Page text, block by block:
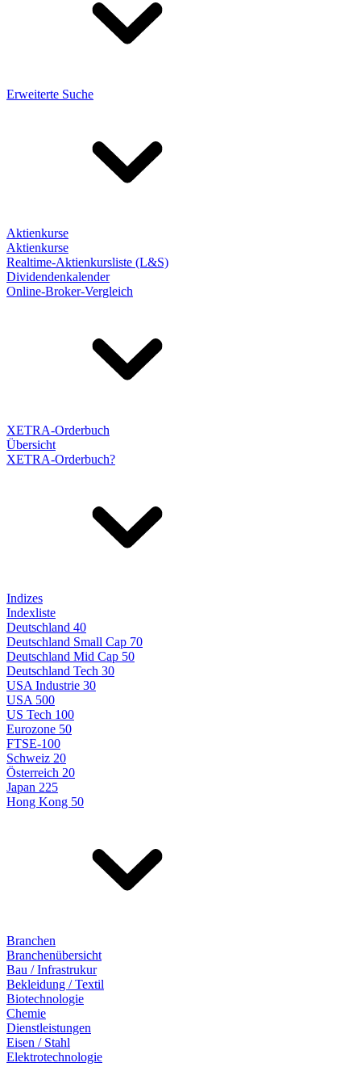
Erweiterte Suche
Aktienkurse
Aktienkurse
Realtime-Aktienkursliste (L&S)
Dividendenkalender
Online-Broker-Vergleich
XETRA-Orderbuch
Übersicht
XETRA-Orderbuch?
Indizes
Indexliste
Deutschland 40
Deutschland Small Cap 70
Deutschland Mid Cap 50
Deutschland Tech 30
USA Industrie 30
USA 500
US Tech 100
Eurozone 50
FTSE-100
Schweiz 20
Österreich 20
Japan 225
Hong Kong 50
Branchen
Branchenübersicht
Bau / Infrastrukur
Bekleidung / Textil
Biotechnologie
Chemie
Dienstleistungen
Eisen / Stahl
Elektrotechnologie